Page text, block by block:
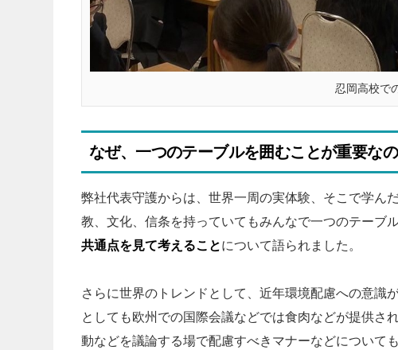
忍岡高校で
なぜ、一つのテーブルを囲むことが重要な
弊社代表守護からは、世界一周の実体験、そこで学ん
教、文化、信条を持っていてもみんなで一つのテーブ
共通点を見て考えることについて語られました。
さらに世界のトレンドとして、近年環境配慮への意識
としても欧州での国際会議などでは食肉などが提供さ
動などを議論する場で配慮すべきマナーなどについて